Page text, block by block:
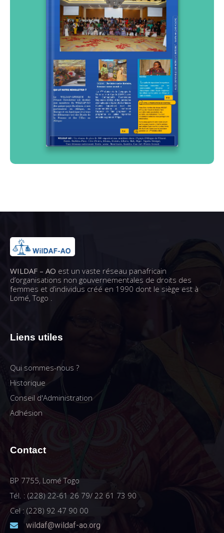
WILDAF – AO est un vaste réseau panafricain
d’organisations non gouvernementales de droits des
femmes et d’individus créé en 1990 dont le siège est à
Lomé, Togo .
Liens utiles
Qui sommes-nous ?
Historique
Conseil d'Administration
Adhésion
Contact
BP 7755, Lomé Togo
Tél. : (228) 22-61 26 79/ 22 61 73 90
Cel : (228) 92 47 90 00
wildaf@wildaf-ao.org